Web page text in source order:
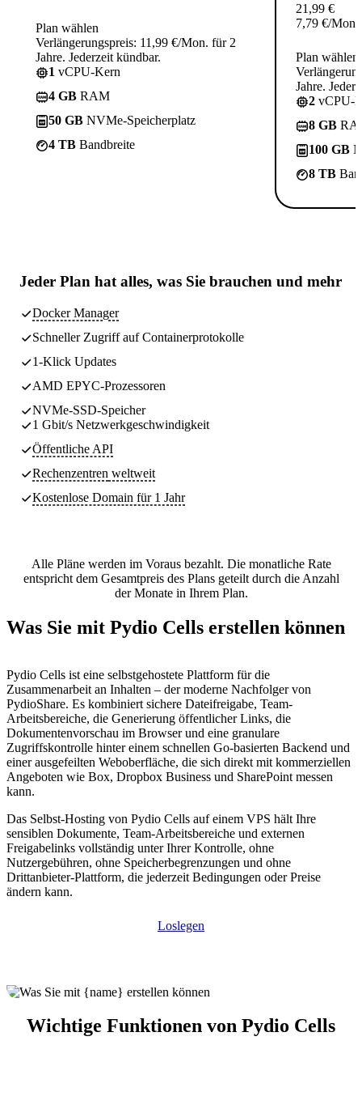
Plan wählen
Verlängerungspreis: 11,99 €/Mon. für 2
Jahre. Jederzeit kündbar.
1 vCPU-Kern
4 GB RAM
50 GB NVMe-Speicherplatz
4 TB Bandbreite
21,99 €
7,79 €/Mon.
Plan wählen
Jahre.
2 vCPU-
8 GB
100 GB
8 TB
Jeder Plan hat alles, was Sie brauchen und mehr
Docker Manager
Schneller Zugriff auf Containerprotokolle
1-Klick Updates
AMD EPYC-Prozessoren
NVMe-SSD-Speicher
1 Gbit/s Netzwerkgeschwindigkeit
Öffentliche API
Rechenzentren weltweit
Kostenlose Domain für 1 Jahr
Alle Pläne werden im Voraus bezahlt. Die monatliche Rate
entspricht dem Gesamtpreis des Plans geteilt durch die Anzahl
der Monate in Ihrem Plan.
Was Sie mit Pydio Cells erstellen können
Pydio Cells ist eine selbstgehostete Plattform für die
Zusammenarbeit an Inhalten – der moderne Nachfolger von
PydioShare. Es kombiniert sichere Dateifreigabe, Team-
Arbeitsbereiche, die Generierung öffentlicher Links, die
Dokumentenvorschau im Browser und eine granulare
Zugriffskontrolle hinter einem schnellen Go-basierten Backend und
einer ausgefeilten Weboberfläche, die sich direkt mit kommerziellen
Angeboten wie Box, Dropbox Business und SharePoint messen
kann.
Das Selbst-Hosting von Pydio Cells auf einem VPS hält Ihre
sensiblen Dokumente, Team-Arbeitsbereiche und externen
Freigabelinks vollständig unter Ihrer Kontrolle, ohne
Nutzergebühren, ohne Speicherbegrenzungen und ohne
Drittanbieter-Plattform, die jederzeit Bedingungen oder Preise
ändern kann.
Loslegen
Wichtige Funktionen von Pydio Cells